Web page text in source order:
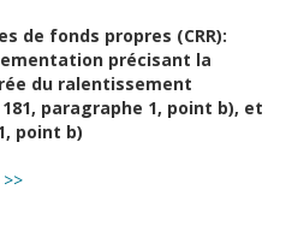
de fonds propres (CRR):
précisant la
du ralentissement
paragraphe 1, point b), et
point b)